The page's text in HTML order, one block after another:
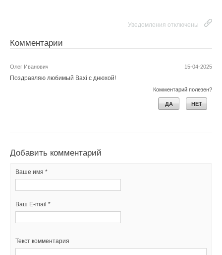
Уведомления отключены
Комментарии
15-04-2025
Олег Иванович
Поздравляю любимый Baxi с днюхой!
Комментарий полезен?
ДА НЕТ
Добавить комментарий
Ваше имя *
Ваш E-mail *
Текст комментария